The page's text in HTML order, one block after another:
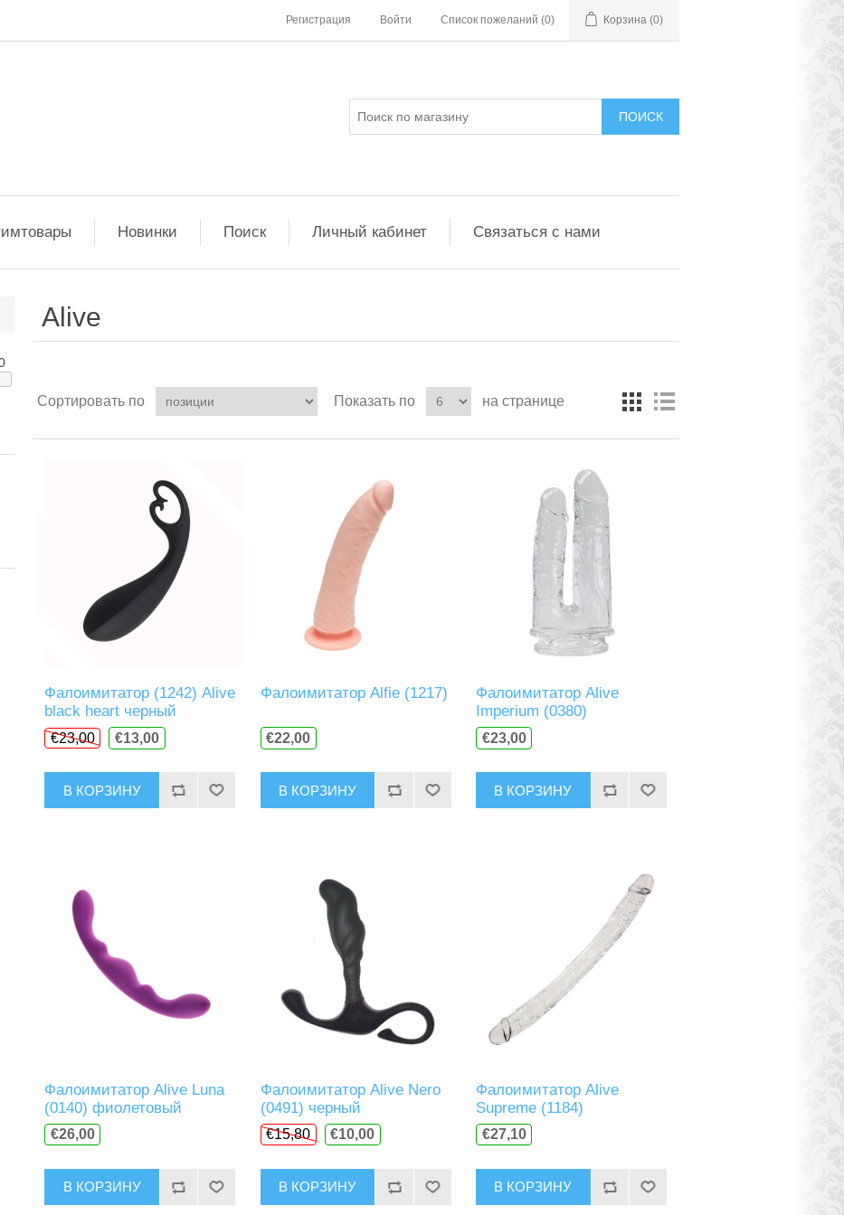
Регистрация Войти Список пожеланий (0) Корзина (0)
ПОИСК
Новинки Поиск Личный кабинет Связаться с нами
Alive
Сортировать по Показать по на странице
Фалоимитатор (1242) Alive
black heart черный
€23,00 €13,00
В КОРЗИНУ
Фалоимитатор Alfie (1217)
€22,00
В КОРЗИНУ
Фалоимитатор Alive
Imperium (0380)
€23,00
В КОРЗИНУ
Фалоимитатор Alive Luna
(0140) фиолетовый
€26,00
В КОРЗИНУ
Фалоимитатор Alive Nero
(0491) черный
€15,80 €10,00
В КОРЗИНУ
Фалоимитатор Alive
Supreme (1184)
€27,10
В КОРЗИНУ